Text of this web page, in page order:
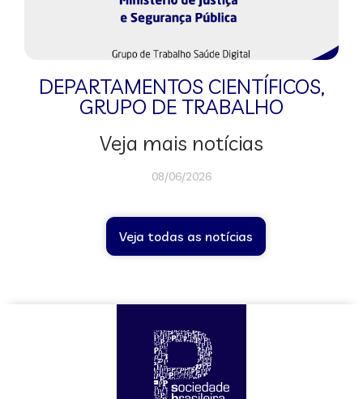
DEPARTAMENTOS CIENTÍFICOS,
GRUPO DE TRABALHO
Veja mais notícias
08/06/2026
Veja todas as notícias